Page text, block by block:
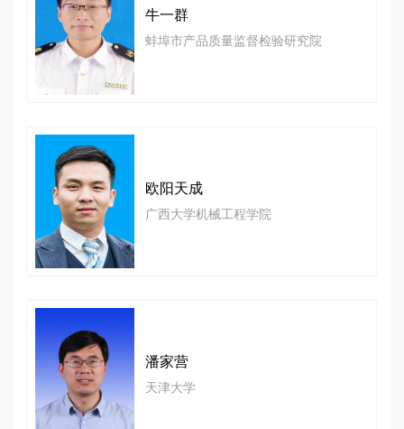
牛一群
蚌埠市产品质量监督检验研究院
欧阳天成
广西大学机械工程学院
潘家营
天津大学